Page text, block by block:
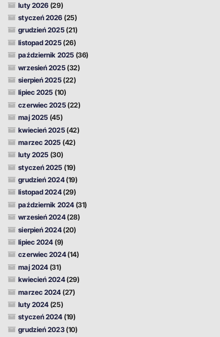
luty 2026 (29)
styczeń 2026 (25)
grudzień 2025 (21)
listopad 2025 (26)
październik 2025 (36)
wrzesień 2025 (32)
sierpień 2025 (22)
lipiec 2025 (10)
czerwiec 2025 (22)
maj 2025 (45)
kwiecień 2025 (42)
marzec 2025 (42)
luty 2025 (30)
styczeń 2025 (19)
grudzień 2024(19)
listopad 2024(29)
październik 2024(31)
wrzesień 2024(28)
sierpień 2024(20)
lipiec 2024 (9)
czerwiec 2024(14)
maj 2024 (31)
kwiecień 2024(29)
marzec 2024 (27)
luty 2024 (25)
styczeń 2024 (19)
grudzień 2023(10)